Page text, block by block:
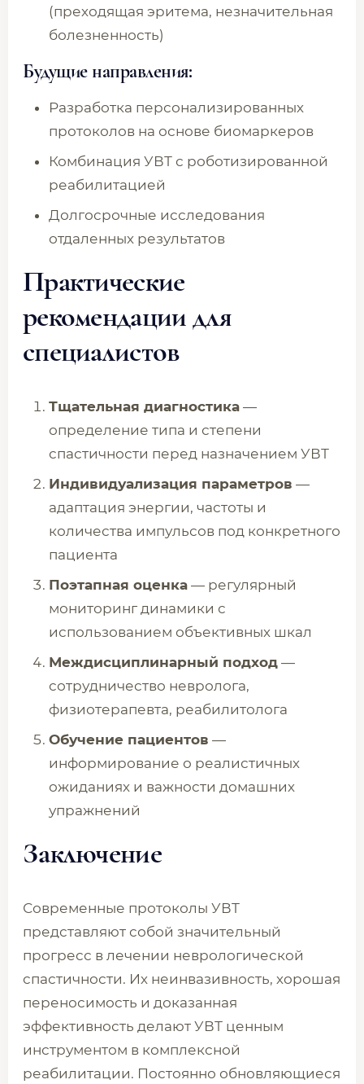
(преходящая эритема, незначительная
болезненность)
Будущие направления:
Разработка персонализированных
протоколов на основе биомаркеров
Комбинация УВТ с роботизированной
реабилитацией
Долгосрочные исследования
отдаленных результатов
Практические
рекомендации для
специалистов
Тщательная диагностика —
определение типа и степени
спастичности перед назначением УВТ
Индивидуализация параметров —
адаптация энергии, частоты и
количества импульсов под конкретного
пациента
Поэтапная оценка — регулярный
мониторинг динамики с
использованием объективных шкал
Междисциплинарный подход —
сотрудничество невролога,
физиотерапевта, реабилитолога
Обучение пациентов —
информирование о реалистичных
ожиданиях и важности домашних
упражнений
Заключение
Современные протоколы УВТ
представляют собой значительный
прогресс в лечении неврологической
спастичности. Их неинвазивность, хорошая
переносимость и доказанная
эффективность делают УВТ ценным
инструментом в комплексной
реабилитации. Постоянно обновляющиеся